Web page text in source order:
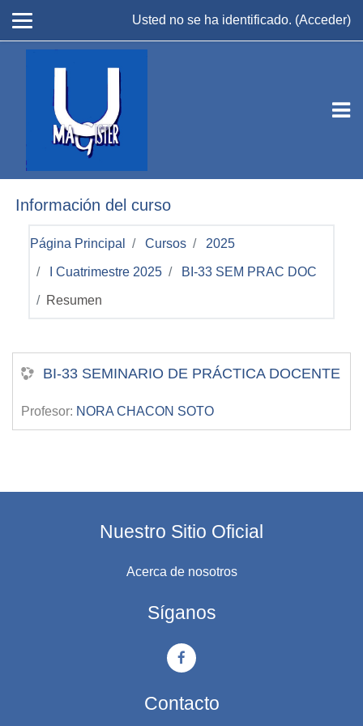
Usted no se ha identificado. (Acceder)
Información del curso
Página Principal Cursos 2025
I Cuatrimestre 2025 BI-33 SEM PRAC DOC
Resumen
BI-33 SEMINARIO DE PRÁCTICA DOCENTE
Profesor: NORA CHACON SOTO
Nuestro Sitio Oficial
Acerca de nosotros
Síganos
Contacto